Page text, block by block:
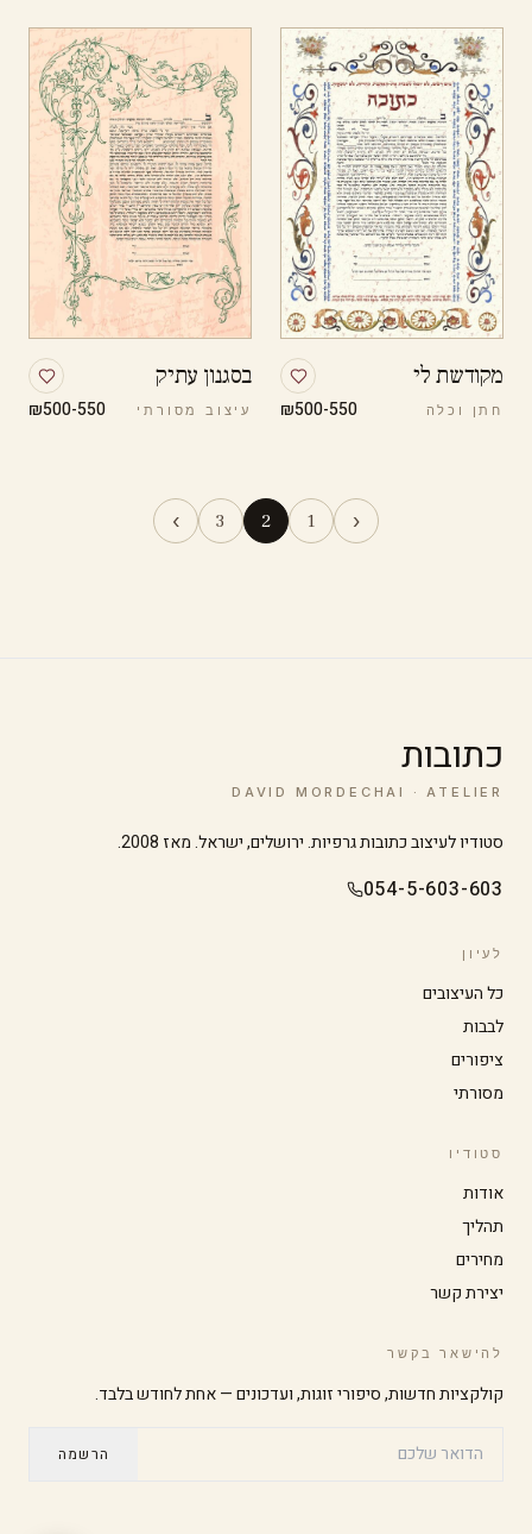
מקודשת לי
חתן וכלה ₪500-550
בסגנון עתיק
עיצוב מסורתי ₪500-550
‹
1
2
3
›
כתובות
DAVID MORDECHAI · ATELIER
סטודיו לעיצוב כתובות גרפיות. ירושלים, ישראל. מאז 2008.
054-5-603-603
לעיון
כל העיצובים
לבבות
ציפורים
מסורתי
סטודיו
אודות
תהליך
מחירים
יצירת קשר
להישאר בקשר
קולקציות חדשות, סיפורי זוגות, ועדכונים — אחת לחודש בלבד.
הרשמה
עצירת אנימציות